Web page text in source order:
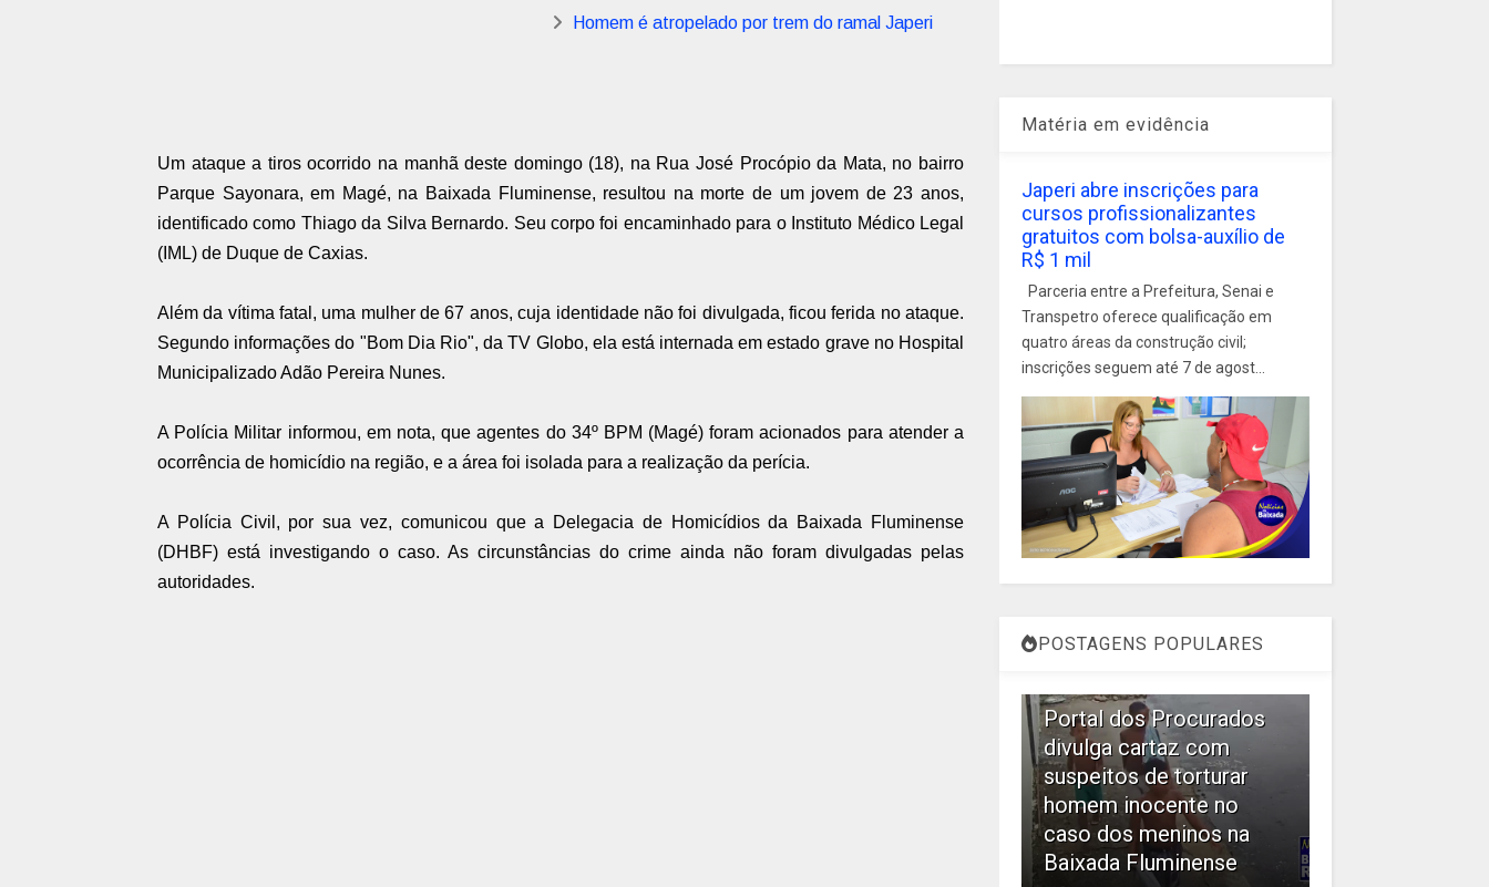
Homem é atropelado por trem do ramal Japeri
Um ataque a tiros ocorrido na manhã deste domingo (18), na Rua José Procópio da Mata, no bairro
Parque Sayonara, em Magé, na Baixada Fluminense, resultou na morte de um jovem de 23 anos,
identificado como Thiago da Silva Bernardo. Seu corpo foi encaminhado para o Instituto Médico Legal
(IML) de Duque de Caxias.
Além da vítima fatal, uma mulher de 67 anos, cuja identidade não foi divulgada, ficou ferida no ataque.
Segundo informações do "Bom Dia Rio", da TV Globo, ela está internada em estado grave no Hospital
Municipalizado Adão Pereira Nunes.
A Polícia Militar informou, em nota, que agentes do 34º BPM (Magé) foram acionados para atender a
ocorrência de homicídio na região, e a área foi isolada para a realização da perícia.
A Polícia Civil, por sua vez, comunicou que a Delegacia de Homicídios da Baixada Fluminense
(DHBF) está investigando o caso. As circunstâncias do crime ainda não foram divulgadas pelas
autoridades.
Matéria em evidência
Japeri abre inscrições para
cursos profissionalizantes
gratuitos com bolsa-auxílio de
R$ 1 mil
Parceria entre a Prefeitura, Senai e
Transpetro oferece qualificação em
quatro áreas da construção civil;
inscrições seguem até 7 de agost...
POSTAGENS POPULARES
Portal dos Procurados
divulga cartaz com
suspeitos de torturar
homem inocente no
caso dos meninos na
Baixada Fluminense